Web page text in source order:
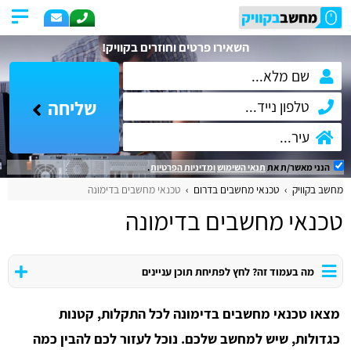
השאירו פרטים וחוזרים בקוויק!
שליחה
הנני מאשר/ת את תנאי השימושומדיניות הפרטיות.
מחשב בקוויק טכנאי מחשבים בדרום טכנאי מחשבים בדימונה
טכנאי מחשבים בדימונה
מה בעמוד זה? לחץ לפתיחת תוכן עניינים
מצאו טכנאי מחשבים בדימונה לכל התקלות, קטנות
כגדולות, שיש למחשב שלכם. נוכל לעזור לכם להבין כמה